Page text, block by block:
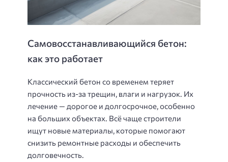
Самовосстанавливающийся бетон:
как это работает
Классический бетон со временем теряет
прочность из-за трещин, влаги и нагрузок. Их
лечение — дорогое и долгосрочное, особенно
на больших объектах. Всё чаще строители
ищут новые материалы, которые помогают
снизить ремонтные расходы и обеспечить
долговечность.